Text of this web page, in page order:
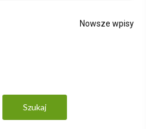
Nowsze wpisy
Szukaj